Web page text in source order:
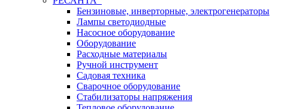
Бензиновые, инверторные, электрогенераторы
Лампы светодиодные
Насосное оборудование
Оборудование
Расходные материалы
Ручной инструмент
Садовая техника
Сварочное оборудование
Стабилизаторы напряжения